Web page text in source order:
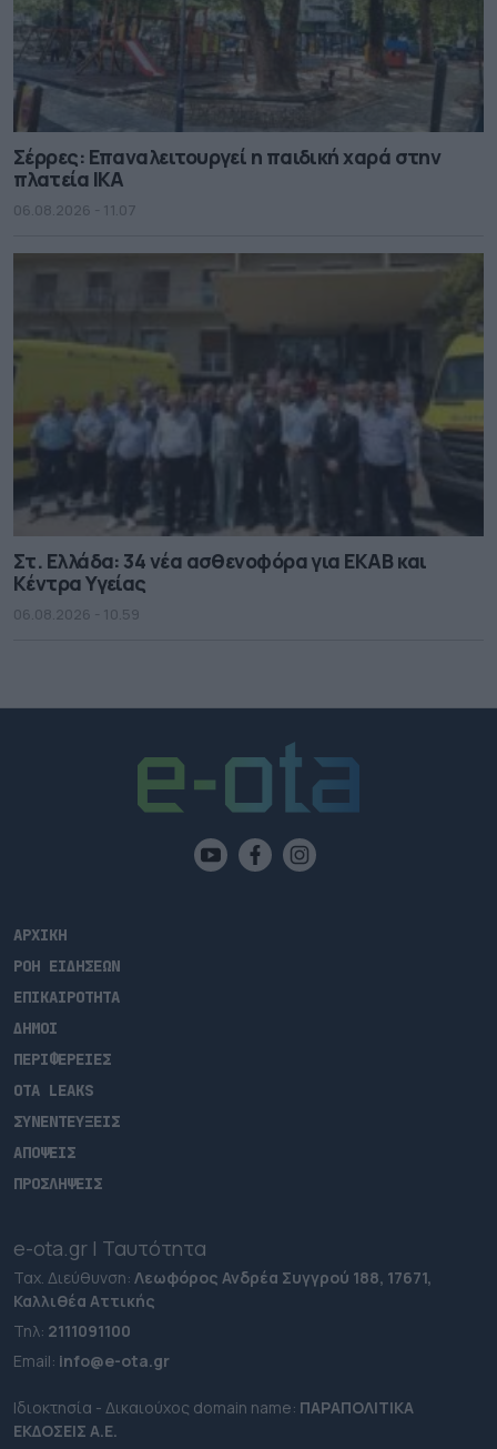
Σέρρες: Επαναλειτουργεί η παιδική χαρά στην
πλατεία ΙΚΑ
06.08.2026 - 11.07
Στ. Ελλάδα: 34 νέα ασθενοφόρα για ΕΚΑΒ και
Κέντρα Υγείας
06.08.2026 - 10.59
ΑΡΧΙΚΗ
ΡΟΗ ΕΙΔΗΣΕΩΝ
ΕΠΙΚΑΙΡΟΤΗΤΑ
ΔΗΜΟΙ
ΠΕΡΙΦΕΡΕΙΕΣ
OTA LEAKS
ΣΥΝΕΝΤΕΥΞΕΙΣ
ΑΠΟΨΕΙΣ
ΠΡΟΣΛΗΨΕΙΣ
e-ota.gr | Ταυτότητα
Ταχ. Διεύθυνση: Λεωφόρος Ανδρέα Συγγρού 188, 17671,
Καλλιθέα Αττικής
Τηλ: 2111091100
Εmail: info@e-ota.gr
Ιδιοκτησία - Δικαιούχος domain name: ΠΑΡΑΠΟΛΙΤΙΚΑ
ΕΚΔΟΣΕΙΣ A.E.